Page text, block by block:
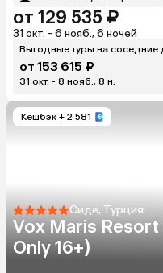
от 129 535 ₽
31 окт. - 6 нояб., 6 ночей
Выгодные туры на соседние
от 153 615 ₽
31 окт. - 8 нояб., 8 н.
Кешбэк + 2 581
Сиде, Турция
Vox Maris
Only 16+)